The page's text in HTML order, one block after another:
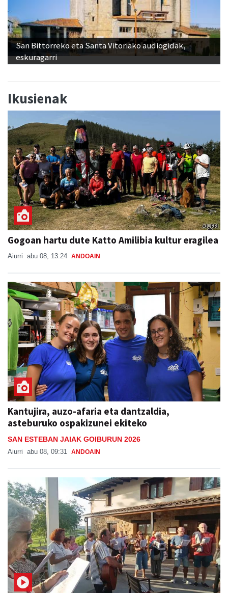
San Bittorreko eta Santa Vitoriako audiogidak,
eskuragarri
Gogoan hartu dute Katto Amilibia kultur eragilea
Kantujira, auzo-afaria eta dantzaldia,
asteburuko ospakizunei ekiteko
SAN ESTEBAN JAIAK GOIBURUN 2026
ANDOAIN
Kantujira taldearen saioa Goiburuko festetan